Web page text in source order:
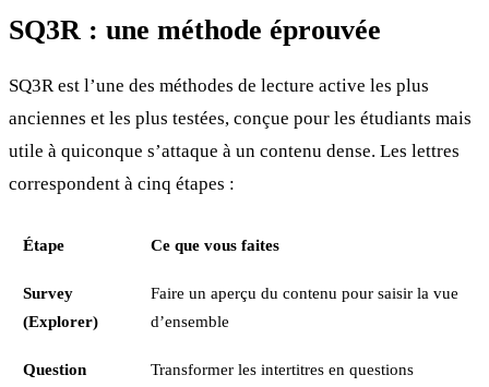
SQ3R : une méthode éprouvée
SQ3R est l’une des méthodes de lecture active les plus
anciennes et les plus testées, conçue pour les étudiants mais
utile à quiconque s’attaque à un contenu dense. Les lettres
correspondent à cinq étapes :
Étape Ce que vous faites
Survey
(Explorer)
Faire un aperçu du contenu pour saisir la vue
d’ensemble
Question
Transformer les intertitres en questions